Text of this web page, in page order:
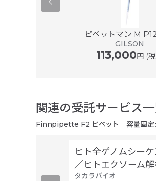
ピペットマン M
GILSON
113,000円 (
関連の受託サービス
Finnpipette F2 ピペット 容量固定
ヒト全ゲノムシーケ
／ヒトエクソーム
タカラバイオ